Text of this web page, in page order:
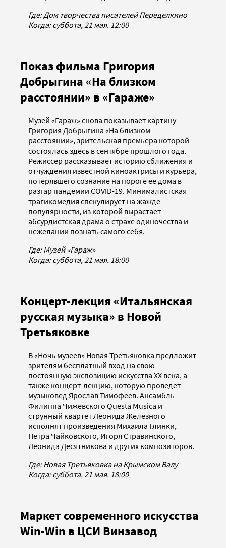
Где: Дом творчества писателей Переделкино
Когда: суббота, 21 мая. 12:00
Показ фильма Григория
Добрыгина «На близком
расстоянии» в «Гараже»
Музей «Гараж» снова показывает картину
Григория Добрыгина «На близком
расстоянии», зрительская премьера которой
состоялась здесь в сентябре прошлого года.
Режиссер рассказывает историю сближения и
отчуждения известной киноактрисы и курьера,
потерявшего сознание на пороге ее дома в
разгар пандемии COVID-19. Минималистская
трагикомедия спекулирует на жажде
популярности, из которой вырастает
абсурдистская драма о страхе одиночества и
нежелании познать самого себя.
Где: Музей «Гараж»
Когда: суббота, 21 мая. 18:00
Концерт-лекция «Итальянская
русская музыка» в Новой
Третьяковке
В «Ночь музеев» Новая Третьяковка предложит
зрителям бесплатный вход на свою
постоянную экспозицию искусства XX века, а
также концерт-лекцию, которую проведет
музыковед Ярослав Тимофеев. Ансамбль
Филиппа Чижевского Questa Musica и
струнный квартет Леонида Железного
исполнят произведения Михаила Глинки,
Петра Чайковского, Игоря Стравинского,
Леонида Десятникова и других композиторов.
Где: Новая Третьяковка на Крымском Валу
Когда: суббота, 21 мая. 18:00
Маркет современного искусства
Win-Win в ЦСИ Винзавод